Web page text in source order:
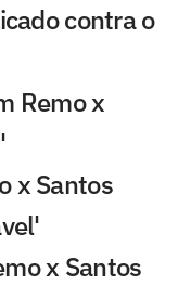
contra o
Remo x
x Santos
x Santos